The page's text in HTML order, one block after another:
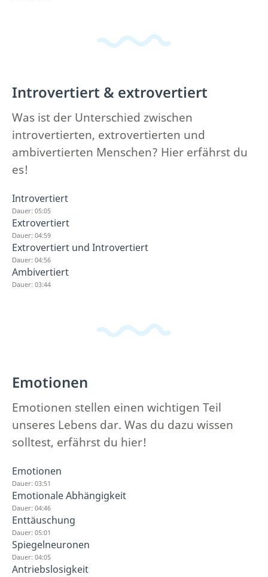
Introvertiert & extrovertiert
Was ist der Unterschied zwischen
introvertierten, extrovertierten und
ambivertierten Menschen? Hier erfährst du
es!
Introvertiert
Dauer: 05:05
Extrovertiert
Dauer: 04:59
Extrovertiert und Introvertiert
Dauer: 04:56
Ambivertiert
Dauer: 03:44
Emotionen
Emotionen stellen einen wichtigen Teil
unseres Lebens dar. Was du dazu wissen
solltest, erfährst du hier!
Emotionen
Dauer: 03:51
Emotionale Abhängigkeit
Dauer: 04:46
Enttäuschung
Dauer: 05:01
Spiegelneuronen
Dauer: 04:05
Antriebslosigkeit